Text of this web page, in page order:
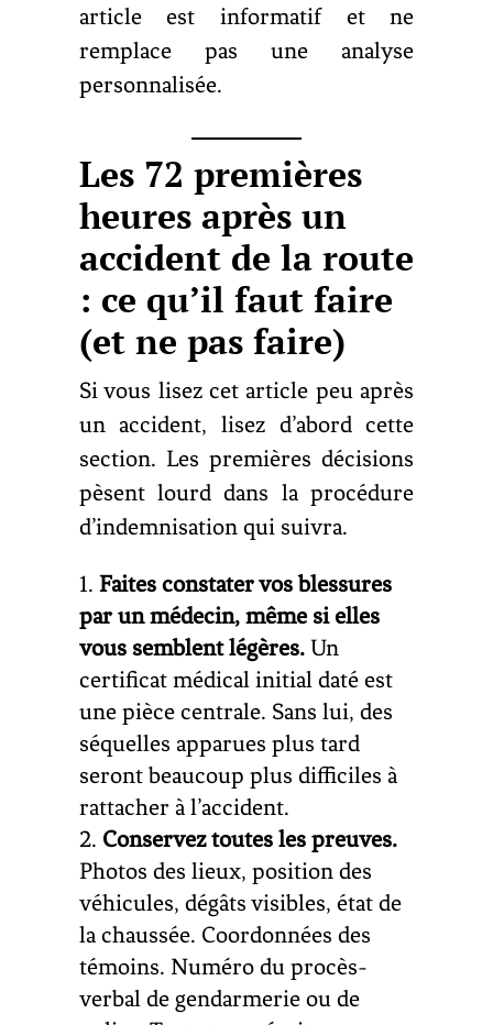
article est informatif et ne
remplace pas une analyse
personnalisée.
Les 72 premières
heures après un
accident de la route
: ce qu’il faut faire
(et ne pas faire)
Si vous lisez cet article peu après
un accident, lisez d’abord cette
section. Les premières décisions
pèsent lourd dans la procédure
d’indemnisation qui suivra.
Faites constater vos blessures
par un médecin, même si elles
vous semblent légères. Un
certificat médical initial daté est
une pièce centrale. Sans lui, des
séquelles apparues plus tard
seront beaucoup plus difficiles à
rattacher à l’accident.
Conservez toutes les preuves.
Photos des lieux, position des
véhicules, dégâts visibles, état de
la chaussée. Coordonnées des
témoins. Numéro du procès-
verbal de gendarmerie ou de